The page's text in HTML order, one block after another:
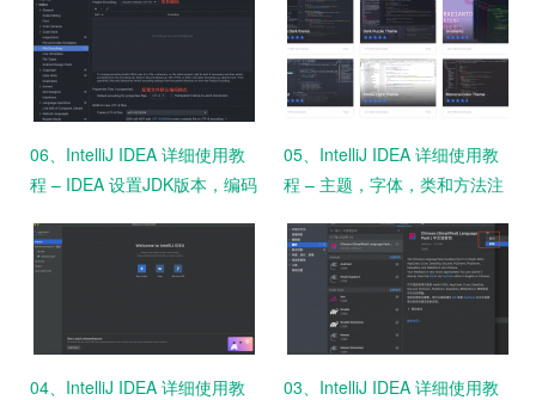
06、IntelliJ IDEA 详细使用教
程 – IDEA 设置JDK版本，编码
05、IntelliJ IDEA 详细使用教
程 – 主题，字体，类和方法注
04、IntelliJ IDEA 详细使用教
03、IntelliJ IDEA 详细使用教